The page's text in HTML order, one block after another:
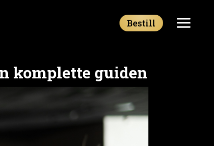
Bestill
komplette guiden